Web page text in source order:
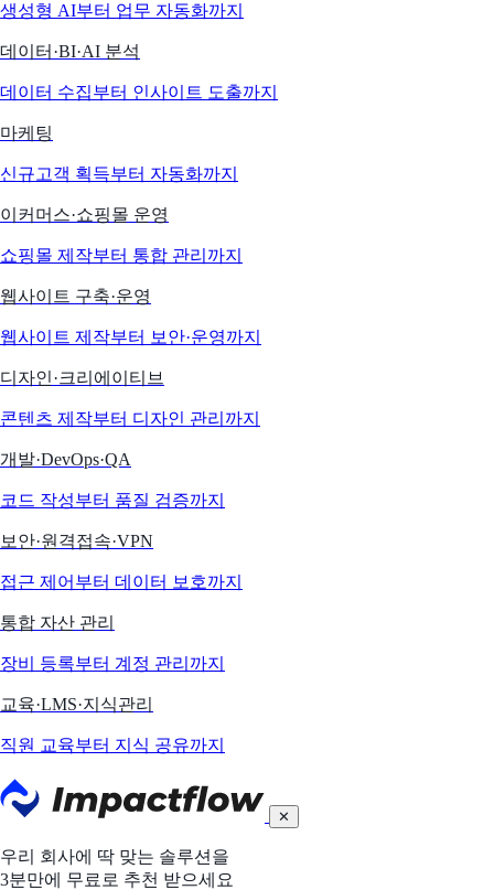
생성형 AI부터 업무 자동화까지
데이터·BI·AI 분석
데이터 수집부터 인사이트 도출까지
마케팅
신규고객 획득부터 자동화까지
이커머스·쇼핑몰 운영
쇼핑몰 제작부터 통합 관리까지
웹사이트 구축·운영
웹사이트 제작부터 보안·운영까지
디자인·크리에이티브
콘텐츠 제작부터 디자인 관리까지
개발·DevOps·QA
코드 작성부터 품질 검증까지
보안·원격접속·VPN
접근 제어부터 데이터 보호까지
통합 자산 관리
장비 등록부터 계정 관리까지
교육·LMS·지식관리
직원 교육부터 지식 공유까지
✕
우리 회사에 딱 맞는 솔루션을
3분만에 무료로 추천 받으세요